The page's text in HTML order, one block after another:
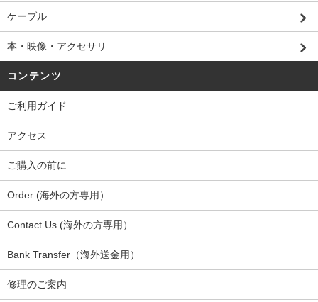
ケーブル
本・映像・アクセサリ
コンテンツ
ご利用ガイド
アクセス
ご購入の前に
Order (海外の方専用）
Contact Us (海外の方専用）
Bank Transfer（海外送金用）
修理のご案内